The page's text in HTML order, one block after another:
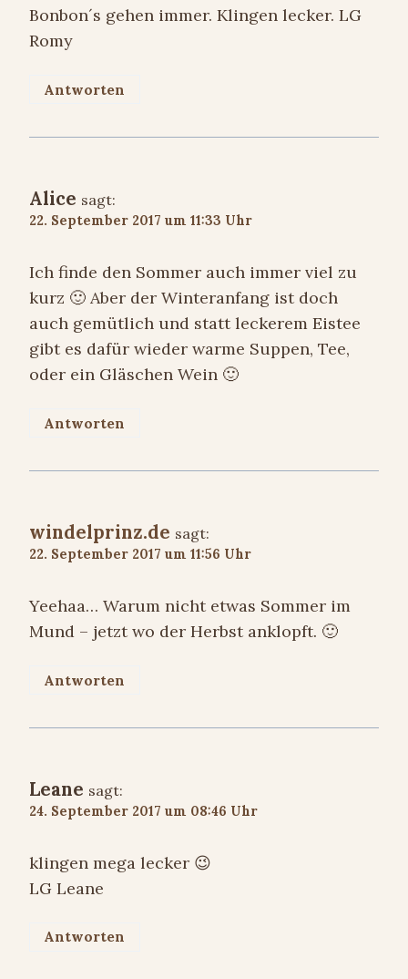
Bonbon´s gehen immer. Klingen lecker. LG
Romy
Antworten
Alice sagt:
22. September 2017 um 11:33 Uhr
Ich finde den Sommer auch immer viel zu
kurz 🙂 Aber der Winteranfang ist doch
auch gemütlich und statt leckerem Eistee
gibt es dafür wieder warme Suppen, Tee,
oder ein Gläschen Wein 🙂
Antworten
windelprinz.de sagt:
22. September 2017 um 11:56 Uhr
Yeehaa… Warum nicht etwas Sommer im
Mund – jetzt wo der Herbst anklopft. 🙂
Antworten
Leane sagt:
24. September 2017 um 08:46 Uhr
klingen mega lecker 😉
LG Leane
Antworten